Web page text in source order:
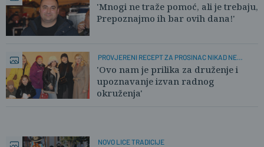
'Mnogi ne traže pomoć, ali je trebaju,
Prepoznajmo ih bar ovih dana!'
PROVJERENI RECEPT ZA PROSINAC NIKAD NE
RAZOČARA
'Ovo nam je prilika za druženje i
upoznavanje izvan radnog
okruženja'
NOVO LICE TRADICIJE